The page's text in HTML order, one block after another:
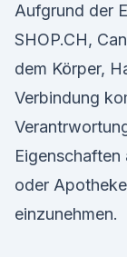
Aufgrund der
SHOP.CH,
dem Körper,
Verbindung
oder
einzunehmen.